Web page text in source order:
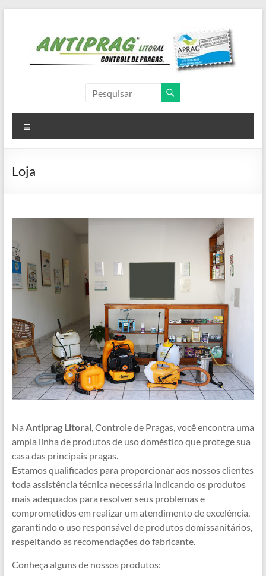
conteúdo
Litoral
Controle
Pragas,
dedetizadora,
Loja
Na Antiprag Litoral, Controle de Pragas, você encontra uma
ampla linha de produtos de uso doméstico que protege sua
casa das principais pragas.
Estamos qualificados para proporcionar aos nossos clientes
toda assistência técnica necessária indicando os produtos
mais adequados para resolver seus problemas e
comprometidos em realizar um atendimento de excelência,
garantindo o uso responsável de produtos domissanitários,
respeitando as recomendações do fabricante.
Conheça alguns de nossos produtos: